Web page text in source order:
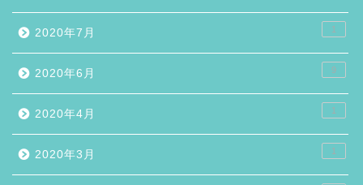
2020年7月 1
2020年6月 9
2020年4月 1
2020年3月 1